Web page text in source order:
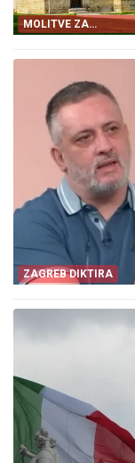
MOLITVE ZA
ZDRAVLJE I USPJEH
ZAGREB DIKTIRA